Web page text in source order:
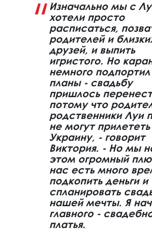
Изначально мы с
хотели просто
расписаться,
родителей и
друзей, и выпить
игристого. Но
немного
планы - свадьбу
пришлось
потому что
родственники Луи
не могут прилететь
Украину, - говорит
Виктория. - Но мы
этом огромный
нас есть много
подкопить деньги и
спланировать
нашей мечты. Я
главного -
платья.